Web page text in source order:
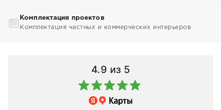
Комплектация проектов
Комплектация частных и коммерческих интерьеров
4.9 из 5